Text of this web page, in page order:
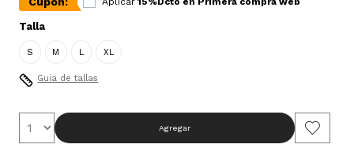
Talla
S M L XL
Guia de tallas
Agregar